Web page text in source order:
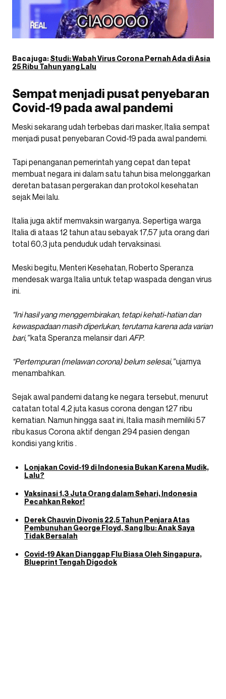
Baca juga:Studi: Wabah Virus Corona Pernah Ada di Asia
25 Ribu Tahun yang Lalu
Sempat menjadi pusat penyebaran
Covid-19 pada awal pandemi
Meski sekarang udah terbebas dari masker, Italia sempat
menjadi pusat penyebaran Covid-19 pada awal pandemi.
Tapi penanganan pemerintah yang cepat dan tepat
membuat negara ini dalam satu tahun bisa melonggarkan
deretan batasan pergerakan dan protokol kesehatan
sejak Mei lalu.
Italia juga aktif memvaksin warganya. Sepertiga warga
Italia di ataas 12 tahun atau sebayak 17,57 juta orang dari
total 60,3 juta penduduk udah tervaksinasi.
Meski begitu, Menteri Kesehatan, Roberto Speranza
mendesak warga Italia untuk tetap waspada dengan virus
ini.
“Ini hasil yang menggembirakan, tetapi kehati-hatian dan
kewaspadaan masih diperlukan, terutama karena ada varian
bari,”kata Speranza melansir dari AFP.
“Pertempuran (melawan corona) belum selesai,”ujarnya
menambahkan.
Sejak awal pandemi datang ke negara tersebut, menurut
catatan total 4,2 juta kasus corona dengan 127 ribu
kematian. Namun hingga saat ini, Italia masih memiliki 57
ribu kasus Corona aktif dengan 294 pasien dengan
kondisi yang kritis .
Lonjakan Covid-19 di Indonesia Bukan Karena Mudik,
Lalu?
Vaksinasi 1,3 Juta Orang dalam Sehari, Indonesia
Pecahkan Rekor!
Derek Chauvin Divonis 22,5 Tahun Penjara Atas
Pembunuhan George Floyd, Sang Ibu: Anak Saya
Tidak Bersalah
Covid-19 Akan Dianggap Flu Biasa Oleh Singapura,
Blueprint Tengah Digodok